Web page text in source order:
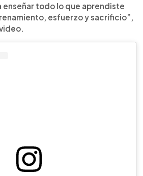
enseñar todo lo que aprendiste
esfuerzo y sacrificio”,